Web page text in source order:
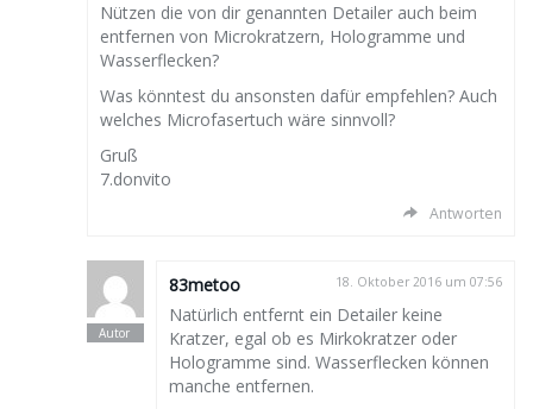
Nützen die von dir genannten Detailer auch beim
entfernen von Microkratzern, Hologramme und
Wasserflecken?
Was könntest du ansonsten dafür empfehlen? Auch
welches Microfasertuch wäre sinnvoll?
Gruß
7.donvito
Antworten
83metoo 18. Oktober 2016 um 07:56
Natürlich entfernt ein Detailer keine
Kratzer, egal ob es Mirkokratzer oder
Hologramme sind. Wasserflecken können
manche entfernen.